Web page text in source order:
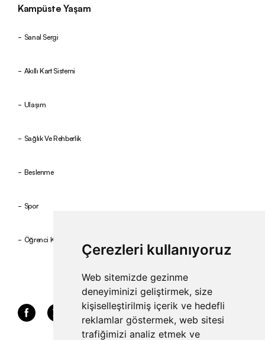
Çerezleri kullanıyoruz
Web sitemizde gezinme
deneyiminizi geliştirmek, size
kişiselleştirilmiş içerik ve hedefli
reklamlar göstermek, web sitesi
trafiğimizi analiz etmek ve
Kampüste Yaşam
Sanal Sergi
Akıllı Kart Sistemi
Ulaşım
Sağlık Ve Rehberlik
Beslenme
Spor
Öğrenci Kulüpleri